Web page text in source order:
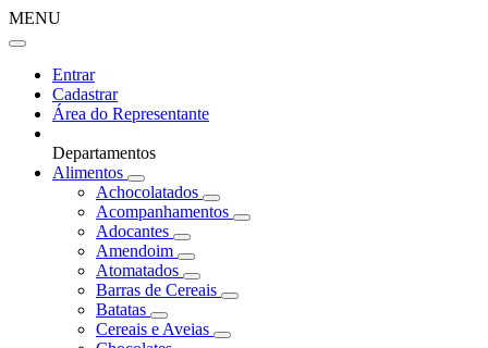
MENU
Entrar
Cadastrar
Área do Representante
Departamentos
Alimentos
Achocolatados
Acompanhamentos
Adocantes
Amendoim
Atomatados
Barras de Cereais
Batatas
Cereais e Aveias